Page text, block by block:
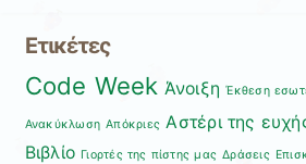
Ετικέτες
Code Week Άνοιξη Έκθεση
Ανακύκλωση Απόκριες Αστέρι της
Βιβλίο Γιορτές της πίστης μας Δράσεις